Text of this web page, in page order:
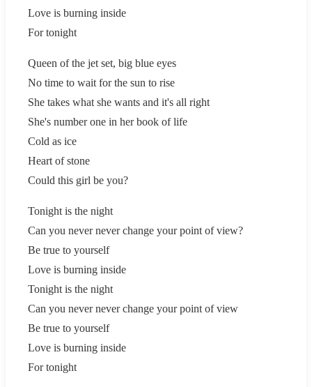
Love is burning inside
For tonight
Queen of the jet set, big blue eyes
No time to wait for the sun to rise
She takes what she wants and it's all right
She's number one in her book of life
Cold as ice
Heart of stone
Could this girl be you?
Tonight is the night
Can you never never change your point of view?
Be true to yourself
Love is burning inside
Tonight is the night
Can you never never change your point of view
Be true to yourself
Love is burning inside
For tonight